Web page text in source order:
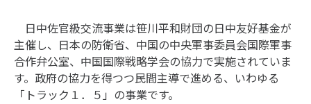
日中佐官級交流事業は笹川平和財団の日中友好基金が
主催し、日本の防衛省、中国の中央軍事委員会国際軍事
合作弁公室、中国国際戦略学会の協力で実施されていま
す。政府の協力を得つつ民間主導で進める、いわゆる
「トラック１．５」の事業です。